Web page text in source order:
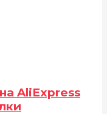
AliExpress